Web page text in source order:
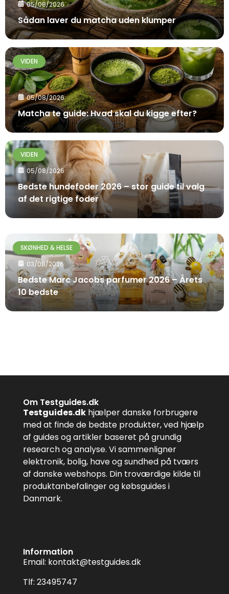
05/08/2026
Sådan laver du matcha uden klumper
VIDEN
05/08/2026
Matcha te guide: Hvad skal du kigge efter?
VIDEN
05/08/2026
Bedste hundefoder 2026 – stor guide til valg
af det rigtige foder
SKØNHED & HELSE
03/08/2026
Bedste Marc Jacobs parfumer 2026 – Årets
10 bedste
Om Testguides.dk
Testguides.dk hjælper danske forbrugere
med at finde de bedste produkter, ved hjælp
af guides og artikler baseret på grundig
research og analyse. Vi sammenligner
elektronik, bolig, have og sundhed på tværs
af danske webshops. Din troværdige kilde til
produktanbefalinger og købsguides i
Danmark.
Information
Email: kontakt@testguides.dk
Tlf: 23495747